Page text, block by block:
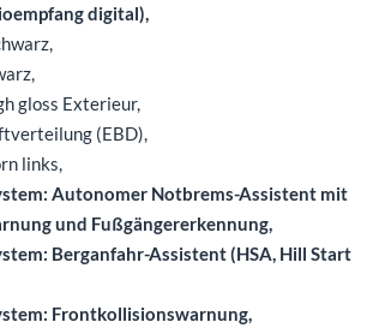
digital),
gloss Exterieur,
(EBD),
links,
Autonomer Notbrems-Assistent mit
und Fußgängererkennung,
Berganfahr-Assistent (HSA, Hill Start
Frontkollisionswarnung,